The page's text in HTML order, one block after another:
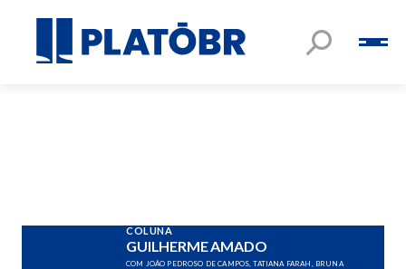
COLUNA
GUILHERME AMADO
COM JOÃO PEDROSO DE CAMPOS, TATIANA FARAH, BRUNA